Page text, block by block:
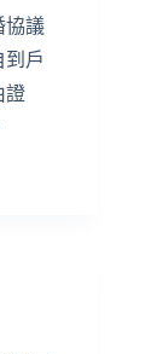
協議
到戶
證